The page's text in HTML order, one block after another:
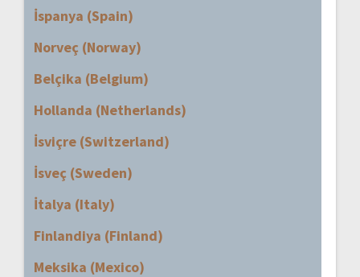
İspanya (Spain)
Norveç (Norway)
Belçika (Belgium)
Hollanda (Netherlands)
İsviçre (Switzerland)
İsveç (Sweden)
İtalya (Italy)
Finlandiya (Finland)
Meksika (Mexico)